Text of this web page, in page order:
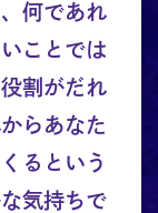
何であれ
ことでは
割がだれ
らあなた
るという
気持ちで